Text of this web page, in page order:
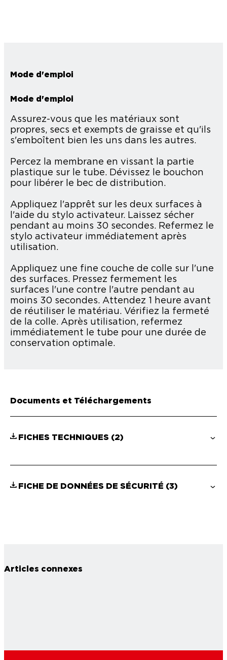
Mode d'emploi
Mode d'emploi
Assurez-vous que les matériaux sont
propres, secs et exempts de graisse et qu'ils
s'emboîtent bien les uns dans les autres.
Percez la membrane en vissant la partie
plastique sur le tube. Dévissez le bouchon
pour libérer le bec de distribution.
Appliquez l'apprêt sur les deux surfaces à
l'aide du stylo activateur. Laissez sécher
pendant au moins 30 secondes. Refermez le
stylo activateur immédiatement après
utilisation.
Appliquez une fine couche de colle sur l'une
des surfaces. Pressez fermement les
surfaces l'une contre l'autre pendant au
moins 30 secondes. Attendez 1 heure avant
de réutiliser le matériau. Vérifiez la fermeté
de la colle. Après utilisation, refermez
immédiatement le tube pour une durée de
conservation optimale.
Documents et Téléchargements
FICHES TECHNIQUES (2)
FICHE DE DONNÉES DE SÉCURITÉ (3)
Articles connexes